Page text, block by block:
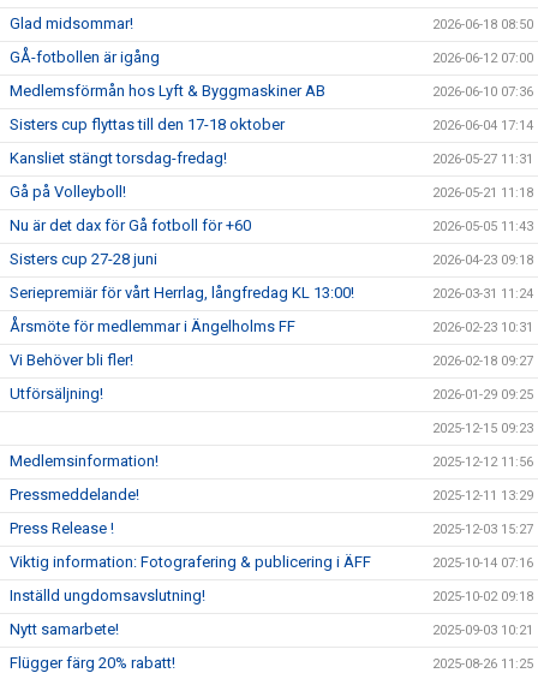
Glad midsommar! 2026-06-18 08:50
GÅ-fotbollen är igång 2026-06-12 07:00
Medlemsförmån hos Lyft & Byggmaskiner AB 2026-06-10 07:36
Sisters cup flyttas till den 17-18 oktober 2026-06-04 17:14
Kansliet stängt torsdag-fredag! 2026-05-27 11:31
Gå på Volleyboll! 2026-05-21 11:18
Nu är det dax för Gå fotboll för +60 2026-05-05 11:43
Sisters cup 27-28 juni 2026-04-23 09:18
Seriepremiär för vårt Herrlag, långfredag KL 13:00! 2026-03-31 11:24
Årsmöte för medlemmar i Ängelholms FF 2026-02-23 10:31
Vi Behöver bli fler! 2026-02-18 09:27
Utförsäljning! 2026-01-29 09:25
2025-12-15 09:23
Medlemsinformation! 2025-12-12 11:56
Pressmeddelande! 2025-12-11 13:29
Press Release ! 2025-12-03 15:27
Viktig information: Fotografering & publicering i ÄFF 2025-10-14 07:16
Inställd ungdomsavslutning! 2025-10-02 09:18
Nytt samarbete! 2025-09-03 10:21
Flügger färg 20% rabatt! 2025-08-26 11:25